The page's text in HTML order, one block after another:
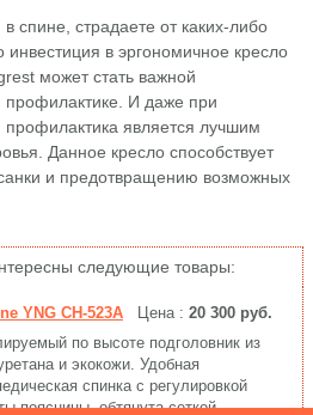
спине, страдаете от каких-либо
инвестиция в эргономичное кресло
может стать важной
И даже при
профилактика является лучшим
Данное кресло способствует
и предотвращению возможных
следующие товары:
YNG CH-523A Цена : 20 300 руб.
по высоте подголовник из
и экокожи. Удобная
спинка с регулировкой
поясницы, обтянута сеткой.